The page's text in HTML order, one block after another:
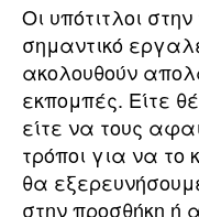
Οι υπότιτλοι
σημαντικό
ακολουθούν
εκπομπές. Είτε
είτε να τους
τρόποι για να το
θα
στην προσθήκη ή